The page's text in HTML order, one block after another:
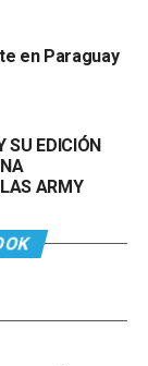
en Paraguay
SU EDICIÓN
ARMY